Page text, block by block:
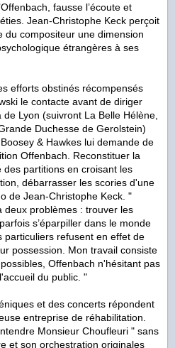
fausse l’écoute et
Jean-Christophe Keck perçoit
du compositeur une dimension
étrangères à ses
efforts obstinés récompensés
le contacte avant de diriger
Lyon (suivront La Belle Hélène,
Duchesse de Gerolstein)
& Hawkes lui demande de
Offenbach. Reconstituer la
partitions en croisant les
débarrasser les scories d'une
de Jean-Christophe Keck. "
deux problèmes : trouver les
s’éparpiller dans le monde
particuliers refusent en effet de
possession. Mon travail consiste
Offenbach n'hésitant pas
du public. "
et des concerts répondent
entreprise de réhabilitation.
Monsieur Choufleuri " sans
et son orchestration originales